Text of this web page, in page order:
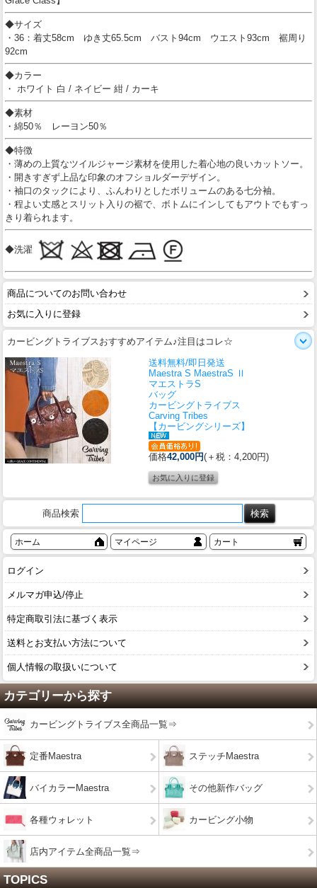
◆サイズ
・36：着丈58cm ゆき丈65.5cm バスト94cm ウエスト93cm 裾周り
92cm
◆カラー
・ ホワイト 白 / ネイビー 紺 / カーキ
◆素材
・綿50％ レーヨン50％
◆特徴
・薄めの上質なツイルジャージ素材を使用した着心地の良いカットソー。
・開きすぎず上品な印象のオフショルダーデザイン。
・袖口のタックにより、ふんわりとしたボリュームのある七分袖。
・程よい丈感とスリット入りの裾で、ボトムにインしてもアウトでもすっ
きり着られます。
◆洗濯
商品についてのお問い合わせ
お気に入りに登録
カービングトライブスおすすめアイテム♪注目はコレ☆
送料無料/即日発送
Maestra S MaestraS Ⅱ
マエストラS
バッグ
カービングトライブス
Carving Tribes
【カービングシリーズ】
価格42,000円(＋税：4,200円)
商品検索
ホーム マイページ カート
ログイン
メルマガ申込/停止
特定商取引法に基づく表示
送料とお支払い方法について
個人情報の取扱いについて
カテゴリーから探す
カービングトライブス全商品一覧⇒
定番Maestra ステッチMaestra
バイカラーMaestra その他新作バッグ
各種ウォレット カービング小物
店内アイテム全商品一覧⇒
TOPICS